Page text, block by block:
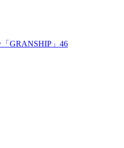
GRANSHIP」46